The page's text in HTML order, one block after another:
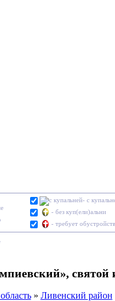
- с
- без куп(ели)альни
- требует
святой
» Ливенский район